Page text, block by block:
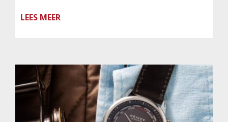
LEES MEER